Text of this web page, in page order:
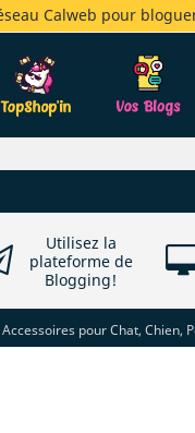
Calweb pour
Utilisez la
plateforme de
Blogging!
pour Chat, Chien,